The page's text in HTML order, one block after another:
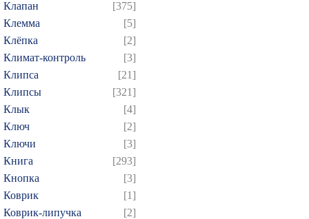
Клапан
[375]
Клемма
[5]
Клёпка
[2]
Климат-контроль
[3]
Клипса
[21]
Клипсы
[321]
Клык
[4]
Ключ
[2]
Ключи
[3]
Книга
[293]
Кнопка
[3]
Коврик
[1]
Коврик-липучка
[2]